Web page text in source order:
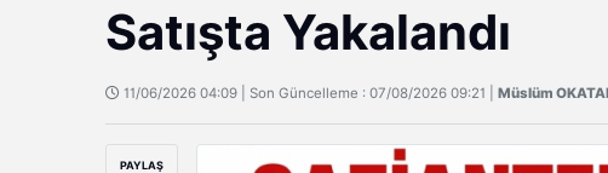
Satışta Yakalandı
11/06/2026 04:09 | Son Güncelleme : 07/08/2026 09:21 | Müslüm
PAYLAŞ